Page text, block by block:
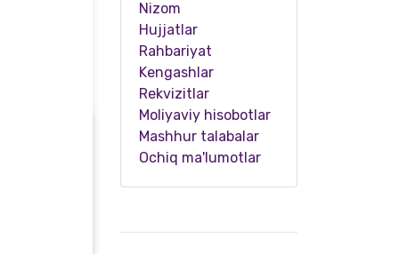
Nizom
Hujjatlar
Rahbariyat
Kengashlar
Rekvizitlar
Moliyaviy hisobotlar
Mashhur talabalar
Ochiq ma'lumotlar